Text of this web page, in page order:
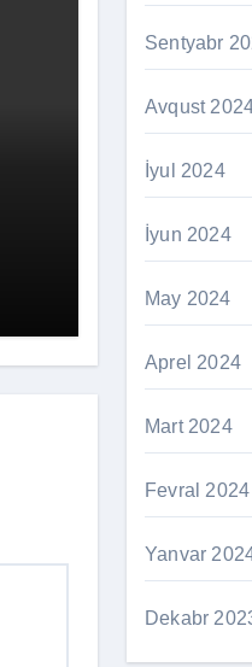
Sentyabr
Avqust
İyul 2024
İyun 2024
May 2024
Aprel 2024
Mart 2024
Fevral 2024
Yanvar
Dekabr